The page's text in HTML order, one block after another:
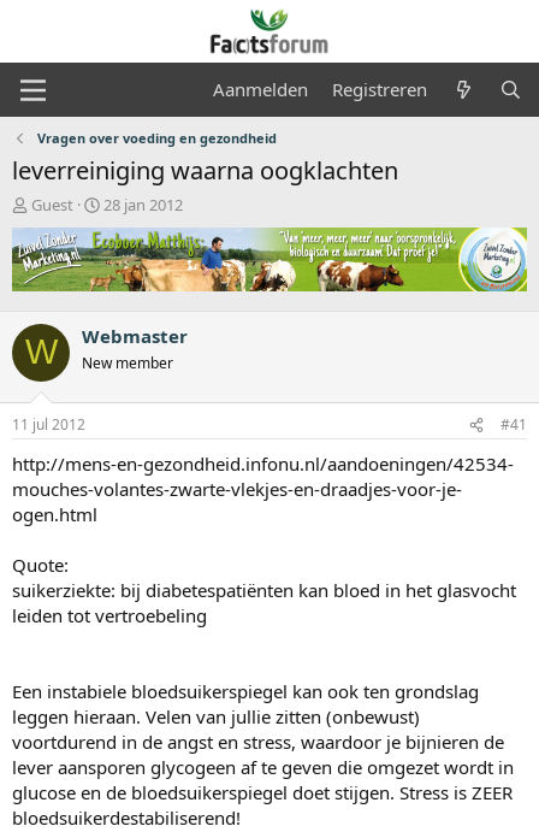
Aanmelden Registreren
Vragen over voeding en gezondheid
leverreiniging waarna oogklachten
O
n
d
e
r
e
r
p
s
t
a
r
t
e
r
Guest
S
t
a
r
t
a
t
m
28 jan 2012
W Webmaster
New member
11 jul 2012 #41
http://mens-en-gezondheid.infonu.nl/aandoeningen/42534-
mouches-volantes-zwarte-vlekjes-en-draadjes-voor-je-
ogen.html
Quote:
suikerziekte: bij diabetespatiënten kan bloed in het glasvocht
leiden tot vertroebeling
Een instabiele bloedsuikerspiegel kan ook ten grondslag
leggen hieraan. Velen van jullie zitten (onbewust)
voortdurend in de angst en stress, waardoor je bijnieren de
lever aansporen glycogeen af te geven die omgezet wordt in
glucose en de bloedsuikerspiegel doet stijgen. Stress is ZEER
bloedsuikerdestabiliserend!